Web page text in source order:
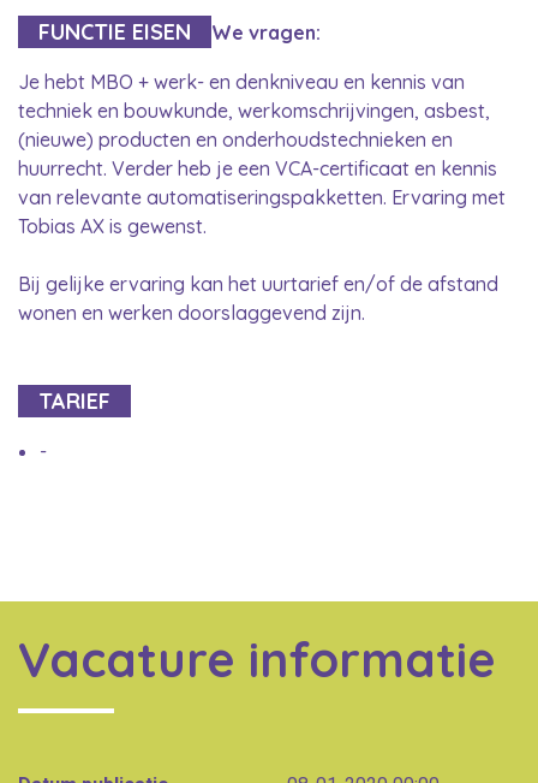
FUNCTIE EISEN We vragen:
Je hebt MBO + werk- en denkniveau en kennis van
techniek en bouwkunde, werkomschrijvingen, asbest,
(nieuwe) producten en onderhoudstechnieken en
huurrecht. Verder heb je een VCA-certificaat en kennis
van relevante automatiseringspakketten. Ervaring met
Tobias AX is gewenst.
Bij gelijke ervaring kan het uurtarief en/of de afstand
wonen en werken doorslaggevend zijn.
TARIEF
-
Vacature informatie